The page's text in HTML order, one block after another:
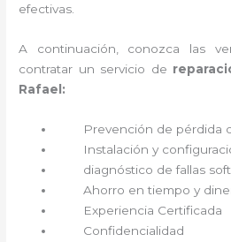
efectivas.
A continuación, conozca las
contratar un servicio de
Rafael:
Prevención de pérdida
Instalación y
diagnóstico de fallas
Ahorro en tiempo y
Experiencia Certificada
Confidencialidad